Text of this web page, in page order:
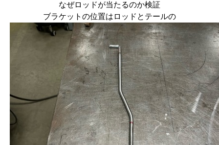
なぜロッドが当たるのか検証
ブラケットの位置はロッドとテールの